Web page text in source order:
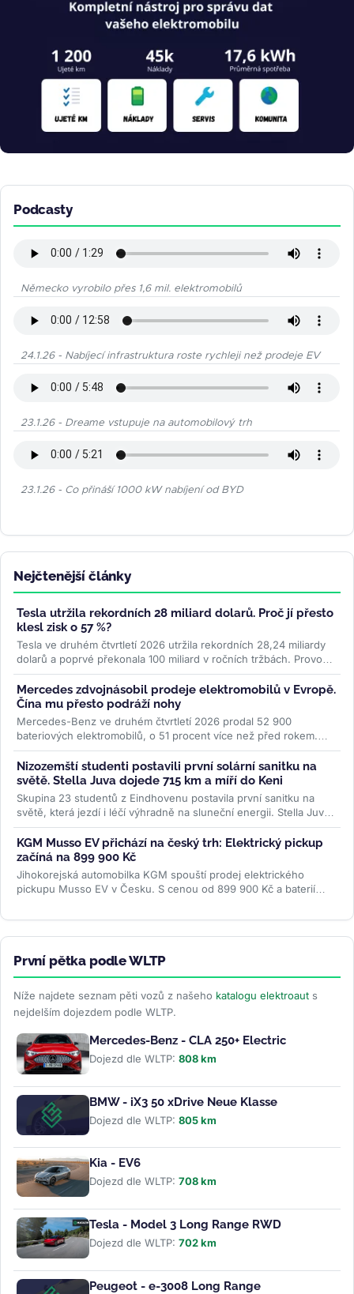
Podcasty
Německo vyrobilo přes 1,6 mil. elektromobilů
24.1.26 - Nabíjecí infrastruktura roste rychleji než prodeje EV
23.1.26 - Dreame vstupuje na automobilový trh
23.1.26 - Co přináší 1000 kW nabíjení od BYD
Nejčtenější články
Tesla utržila rekordních 28 miliard dolarů. Proč jí přesto
klesl zisk o 57 %?
Tesla ve druhém čtvrtletí 2026 utržila rekordních 28,24 miliardy
dolarů a poprvé překonala 100 miliard v ročních tržbách. Provozní
zisk...>>
Mercedes zdvojnásobil prodeje elektromobilů v Evropě.
Čína mu přesto podráží nohy
Mercedes-Benz ve druhém čtvrtletí 2026 prodal 52 900
bateriových elektromobilů, o 51 procent více než před rokem.
Evropa rostla o 87 procent...>>
Nizozemští studenti postavili první solární sanitku na
světě. Stella Juva dojede 715 km a míří do Keni
Skupina 23 studentů z Eindhovenu postavila první sanitku na
světě, která jezdí i léčí výhradně na sluneční energii. Stella Juva
má...>>
KGM Musso EV přichází na český trh: Elektrický pickup
začíná na 899 900 Kč
Jihokorejská automobilka KGM spouští prodej elektrického
pickupu Musso EV v Česku. S cenou od 899 900 Kč a baterií
První pětka podle WLTP
Níže najdete seznam pěti vozů z našeho katalogu elektroaut s
nejdelším dojezdem podle WLTP.
Mercedes-Benz - CLA 250+ Electric
Dojezd dle WLTP: 808 km
BMW - iX3 50 xDrive Neue Klasse
Dojezd dle WLTP: 805 km
Kia - EV6
Dojezd dle WLTP: 708 km
Tesla - Model 3 Long Range RWD
Dojezd dle WLTP: 702 km
Peugeot - e-3008 Long Range